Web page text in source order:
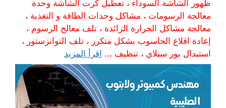
ظهور الشاشة السوداء ، تعطيل كرت الشاشة وحدة
معالجة الرسومات ، مشاكل وحدات الطاقة و التغذية ،
معالجة مشاكل الحرارة الزائدة ، تلف معالج الرسوم ،
إعادة اقلاع الحاسوب بشكل متكرر ، تلف التوانزستور ،
استبدال بور سبلاي ، تنظيف ... اقرأ المزيد